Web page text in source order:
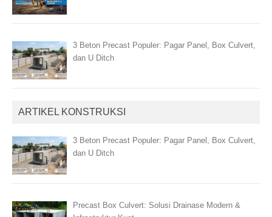
3 Beton Precast Populer: Pagar Panel, Box Culvert,
dan U Ditch
ARTIKEL KONSTRUKSI
3 Beton Precast Populer: Pagar Panel, Box Culvert,
dan U Ditch
Precast Box Culvert: Solusi Drainase Modern &